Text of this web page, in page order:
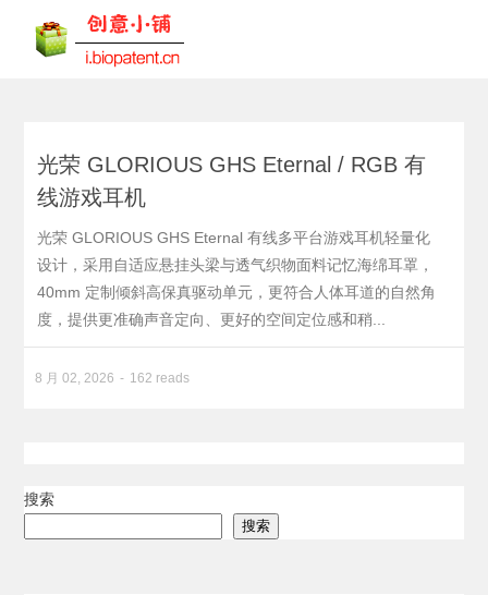
光荣 GLORIOUS GHS Eternal / RGB 有
线游戏耳机
光荣 GLORIOUS GHS Eternal 有线多平台游戏耳机轻量化
设计，采用自适应悬挂头梁与透气织物面料记忆海绵耳罩，
40mm 定制倾斜高保真驱动单元，更符合人体耳道的自然角
度，提供更准确声音定向、更好的空间定位感和稍...
8 月 02, 2026 162 reads
搜索
搜索